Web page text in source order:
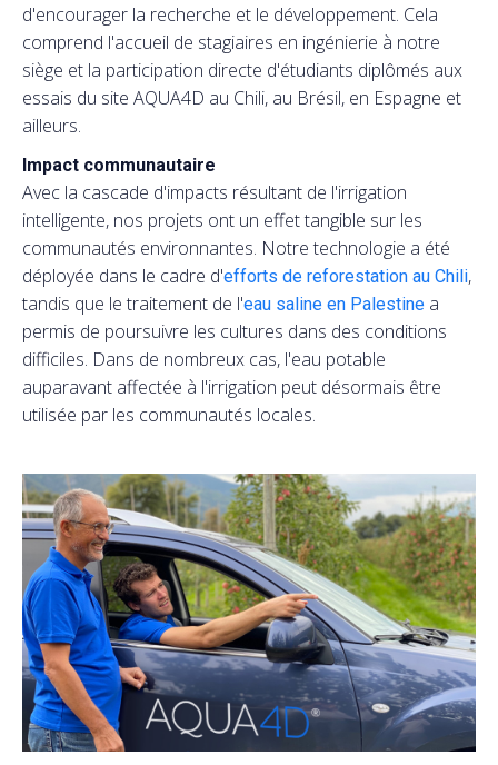
d'encourager la recherche et le développement. Cela
comprend l'accueil de stagiaires en ingénierie à notre
siège et la participation directe d'étudiants diplômés aux
essais du site AQUA4D au Chili, au Brésil, en Espagne et
ailleurs.
Impact communautaire
Avec la cascade d'impacts résultant de l'irrigation
intelligente, nos projets ont un effet tangible sur les
communautés environnantes. Notre technologie a été
déployée dans le cadre d'efforts de reforestation au Chili,
tandis que le traitement de l'eau saline en Palestine a
permis de poursuivre les cultures dans des conditions
difficiles. Dans de nombreux cas, l'eau potable
auparavant affectée à l'irrigation peut désormais être
utilisée par les communautés locales.